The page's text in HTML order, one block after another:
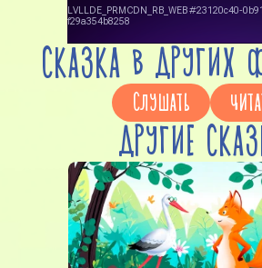
СКАЗКА В ДРУГИХ
СЛУШАТЬ
ДРУГИЕ